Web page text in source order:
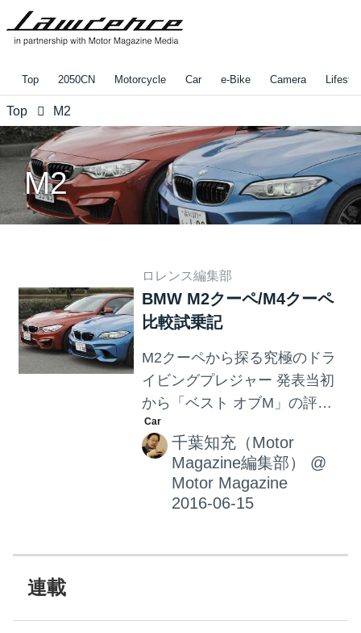
Top 2050CN Motorcycle Car e-Bike Camera
Top M2
M2
ロレンス編集部
BMW M2クーペ/M4クーペ
比較試乗記
M2クーペから探る究極のドラ
イビングプレジャー 発表当初
から「ベスト オブM」の評価
がささやかれていた魅惑のM2
クーペがついに日本へ上陸し
た。Mの真髄を超越するパフォ
ーマンスを秘めているのか。
Magazine 6月号 “見た。乗っ
千葉知充（Motor
Magazine編集部）
@
Motor Magazine
連載